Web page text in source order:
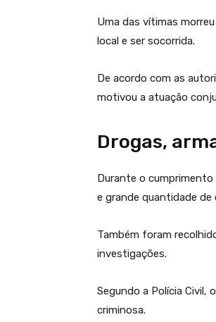
Uma das vítimas
local e ser socorrida.
De acordo com as
motivou a atuação
Drogas,
Durante o cumprimento
e grande quantidade
Também foram
investigações.
Segundo a Polícia Civil,
criminosa.